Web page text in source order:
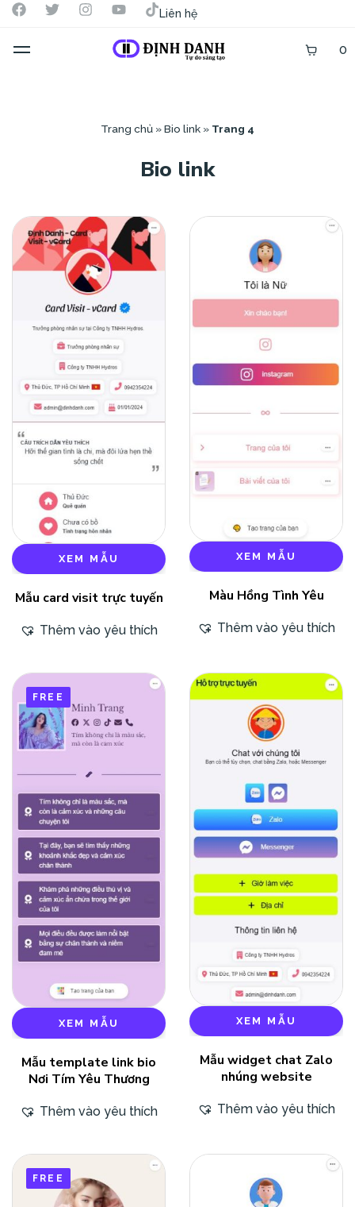
Liên hệ
0
Trang chủ »Bio link » Trang 4
Bio link
XEM MẪU
Mẫu card visit trực tuyến
Thêm vào yêu thích
XEM MẪU
Màu Hồng Tình Yêu
Thêm vào yêu thích
FREE
XEM MẪU
Mẫu template link bio
Nơi Tím Yêu Thương
Thêm vào yêu thích
XEM MẪU
Mẫu widget chat Zalo
nhúng website
Thêm vào yêu thích
FREE